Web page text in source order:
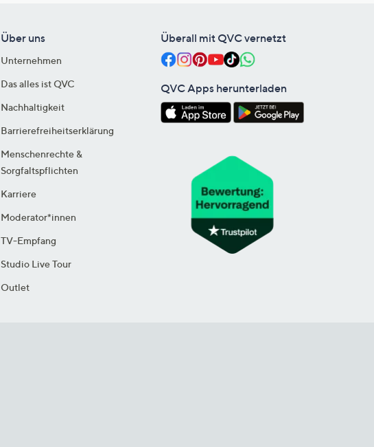
Über uns
Unternehmen
Das alles ist QVC
Nachhaltigkeit
Barrierefreiheitserklärung
Menschenrechte &
Sorgfaltspflichten
Karriere
Moderator*innen
TV-Empfang
Studio Live Tour
Outlet
Überall mit QVC vernetzt
QVC Apps herunterladen